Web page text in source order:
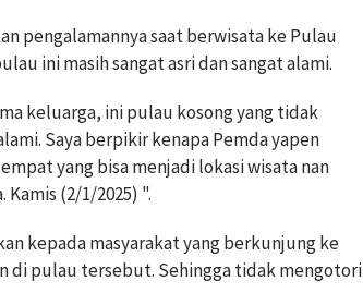
pengalamannya saat berwisata ke Pulau
ini masih sangat asri dan sangat alami.
keluarga, ini pulau kosong yang tidak
Saya berpikir kenapa Pemda yapen
yang bisa menjadi lokasi wisata nan
(2/1/2025) ".
kepada masyarakat yang berkunjung ke
di pulau tersebut. Sehingga tidak mengotori